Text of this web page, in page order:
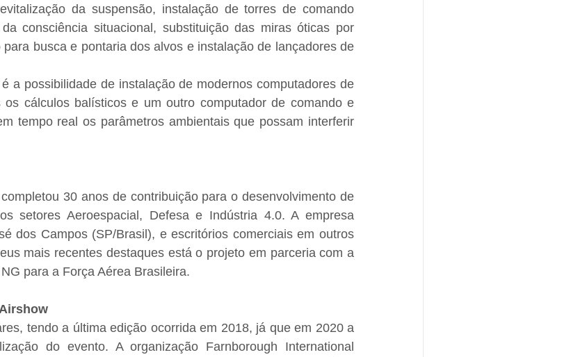
da suspensão, instalação de torres de comando
consciência situacional, substituição das miras óticas por
busca e pontaria dos alvos e instalação de lançadores de
a possibilidade de instalação de modernos computadores de
cálculos balísticos e um outro computador de comando e
tempo real os parâmetros ambientais que possam interferir
30 anos de contribuição para o desenvolvimento de
setores Aeroespacial, Defesa e Indústria 4.0. A empresa
dos Campos (SP/Brasil), e escritórios comerciais em outros
mais recentes destaques está o projeto em parceria com a
para a Força Aérea Brasileira.
tendo a última edição ocorrida em 2018, já que em 2020 a
do evento. A organização Farnborough International